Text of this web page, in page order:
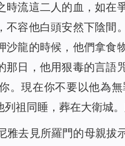
時流這二人的血，如在
不容他白頭安然下陰間
沙龍的時候，他們拿
那日，他用狠毒的言
。現在你不要以他為
祖同睡，葬在大衛城
雅去見所羅門的母親拔